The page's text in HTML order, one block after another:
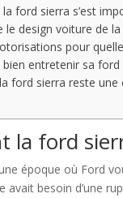
ford sierra s’est
le design voiture de
pour
entretenir sa
ford sierra reste
la ford
époque où Ford
avait besoin d’une